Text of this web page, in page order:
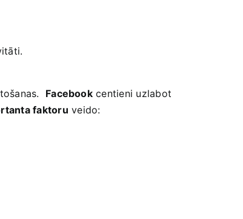
Facebookcentieni uzlabot
faktoru veido: